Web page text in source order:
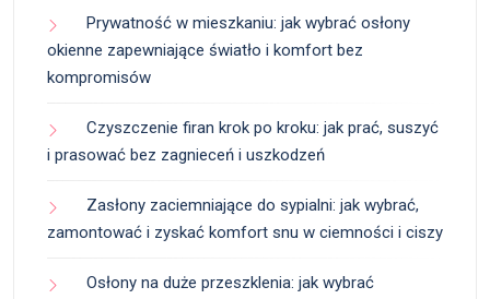
Prywatność w mieszkaniu: jak wybrać osłony
okienne zapewniające światło i komfort bez
kompromisów
Czyszczenie firan krok po kroku: jak prać, suszyć
i prasować bez zagnieceń i uszkodzeń
Zasłony zaciemniające do sypialni: jak wybrać,
zamontować i zyskać komfort snu w ciemności i ciszy
Osłony na duże przeszklenia: jak wybrać